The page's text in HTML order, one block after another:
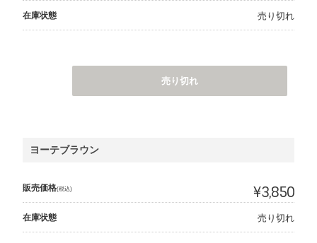
在庫状態 売り切れ
売り切れ
ヨーテブラウン
販売価格(税込) ¥3,850
在庫状態 売り切れ